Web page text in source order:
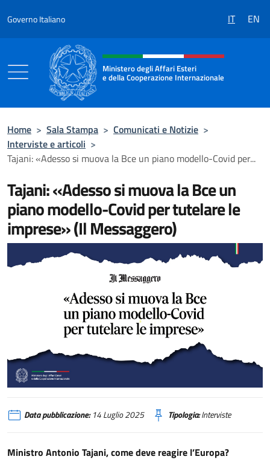
Governo Italiano IT EN
Intestazione sito, social e menù
Ministero degli Affari Esteri
e della Cooperazione Internazionale
Home > Sala Stampa > Comunicati e Notizie >
Interviste e articoli >
Tajani: «Adesso si muova la Bce un piano modello-Covid per...
Tajani: «Adesso si muova la Bce un
piano modello-Covid per tutelare le
imprese» (Il Messaggero)
Tajani «Adesso si muova la Bce un piano modello-Covid per tutelare le
Data pubblicazione:14 Luglio 2025 Tipologia:Interviste
Ministro Antonio Tajani, come deve reagire l’Europa?